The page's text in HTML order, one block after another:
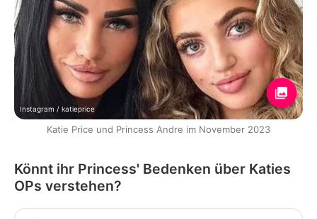
Instagram / katieprice
Katie Price und Princess Andre im November 2023
Könnt ihr Princess' Bedenken über Katies
OPs verstehen?